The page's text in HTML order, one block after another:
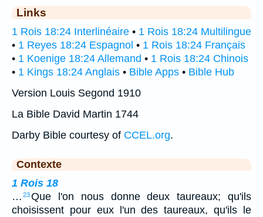
Links
1 Rois 18:24 Interlinéaire • 1 Rois 18:24 Multilingue
• 1 Reyes 18:24 Espagnol • 1 Rois 18:24 Français
• 1 Koenige 18:24 Allemand • 1 Rois 18:24 Chinois
• 1 Kings 18:24 Anglais • Bible Apps • Bible Hub
Version Louis Segond 1910
La Bible David Martin 1744
Darby Bible courtesy of CCEL.org.
Contexte
1 Rois 18
… 23Que l'on nous donne deux taureaux; qu'ils
choisissent pour eux l'un des taureaux, qu'ils le